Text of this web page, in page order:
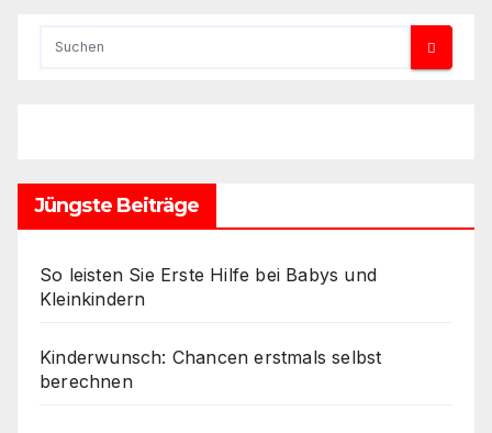
Jüngste Beiträge
So leisten Sie Erste Hilfe bei Babys und
Kleinkindern
Kinderwunsch: Chancen erstmals selbst
berechnen